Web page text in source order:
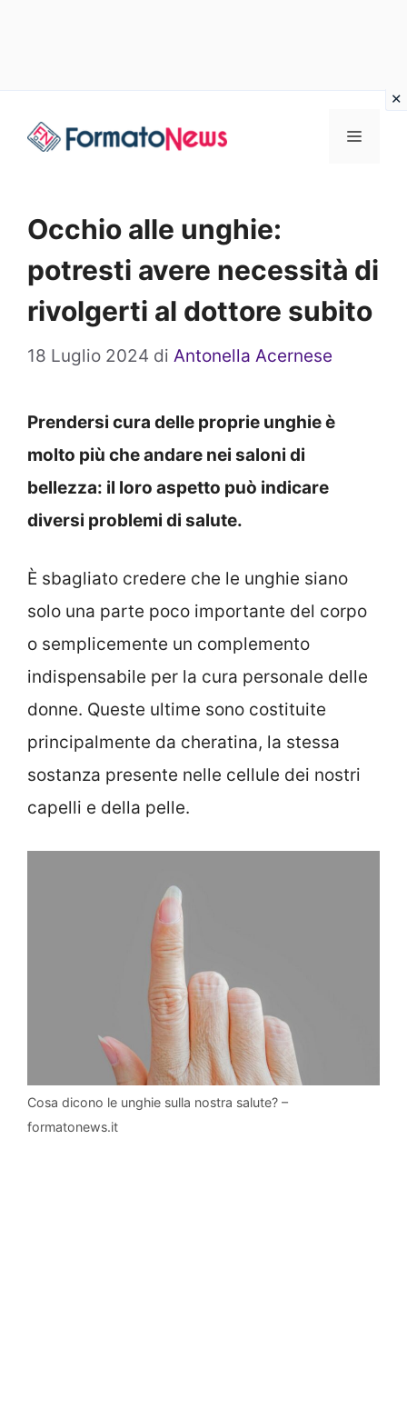
Menu
Occhio alle unghie:
potresti avere necessità di
rivolgerti al dottore subito
18 Luglio 2024 di Antonella Acernese
Prendersi cura delle proprie unghie è
molto più che andare nei saloni di
bellezza: il loro aspetto può indicare
diversi problemi di salute.
È sbagliato credere che le unghie siano
solo una parte poco importante del corpo
o semplicemente un complemento
indispensabile per la cura personale delle
donne. Queste ultime sono costituite
principalmente da cheratina, la stessa
sostanza presente nelle cellule dei nostri
capelli e della pelle.
Cosa dicono le unghie sulla nostra salute? –
formatonews.it